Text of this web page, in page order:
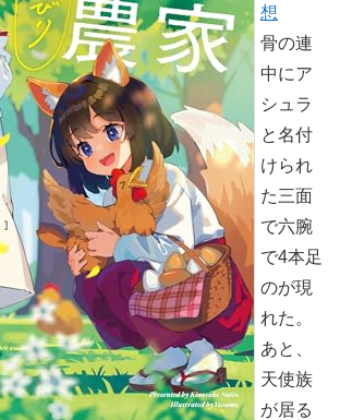
想
骨の連
中にア
シュラ
と名付
けられ
た三面
で六腕
で4本足
のが現
れた。
あと、
天使族
が居る